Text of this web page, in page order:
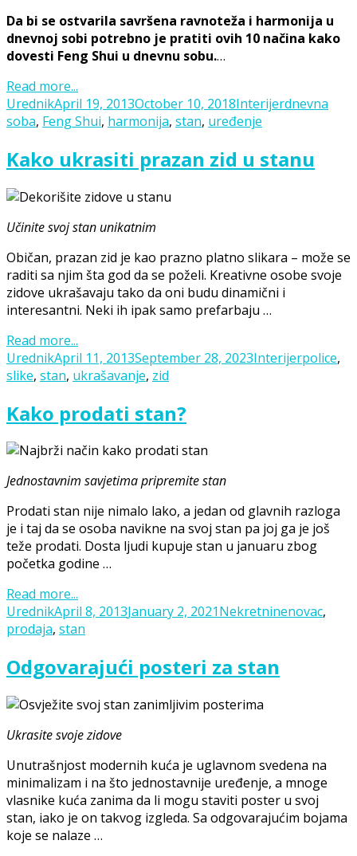
Da bi se ostvarila savršena ravnoteža i harmonija u
dnevnoj sobi potrebno je pratiti ovih 10 načina kako
dovesti Feng Shui u dnevnu sobu.…
Read more...
UrednikPosted
on
April 19, 2013October 10, 2018Categories
InterijerTags
dnevna
soba, Feng Shui, harmonija, stan, uređenje
Kako ukrasiti prazan zid u stanu
Učinite svoj stan unikatnim
Običan, prazan zid je kao prazno platno slikara – može se
raditi sa njim šta god da se poželi. Kreativne osobe svoje
zidove ukrašavaju tako da oni budu dinamični i
interesantni. Neki ih ipak samo prefarbaju …
Read more...
UrednikPosted
on
April 11, 2013September 28, 2023Categories
InterijerTags
police,
slike, stan, ukrašavanje, zid
Kako prodati stan?
Jednostavnim savjetima pripremite stan
Prodati stan nije nimalo lako, a jedan od glavnih razloga
je i taj da se osoba navikne na svoj stan pa joj ga je još
teže prodati. Dosta ljudi kupuje stan u januaru zbog
početka godine …
Read more...
UrednikPosted
on
April 8, 2013January 2, 2021Categories
NekretnineTags
novac,
prodaja, stan
Odgovarajući posteri za stan
Ukrasite svoje zidove
Unutrašnjost modernih kuća je uglavnom svedena na
minimalizam i na što jednostavnije uređenje, a mnoge
vlasnike kuća zanima da li mogu staviti poster u svoj
stan, iako je on takvog izgleda. Sa odgovarajućim bojama
koje se nalaze …